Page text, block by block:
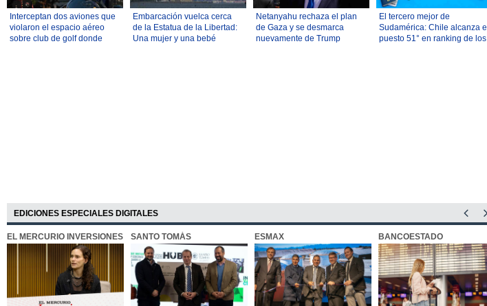
Interceptan dos aviones que
violaron el espacio aéreo
sobre club de golf donde
Embarcación vuelca cerca
de la Estatua de la Libertad:
Una mujer y una bebé
Netanyahu rechaza el plan
de Gaza y se desmarca
nuevamente de Trump
El tercero mejor de
Sudamérica: Chile alcanza el
puesto 51° en ranking de los
EDICIONES ESPECIALES DIGITALES
EL MERCURIO INVERSIONES SANTO TOMÁS ESMAX BANCOESTADO